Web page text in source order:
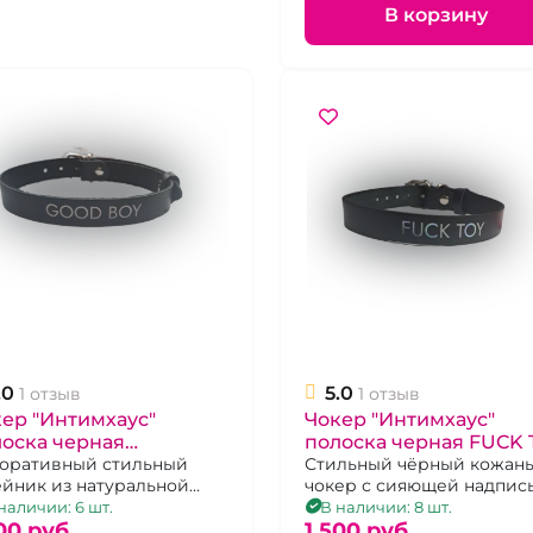
В корзину
1 отзыв
"Интимхаус"
черная
стильный
из натуральной
с надписью Good Boy,
регулируется
6 шт.
5.0 1 отзыв
Чокер "Интимхаус"
полоска черная FUCK
Стильный чёрный
чокер с сияющей
Fuck Toy, регулируется 9
положениями язычка
В наличии: 8 шт.